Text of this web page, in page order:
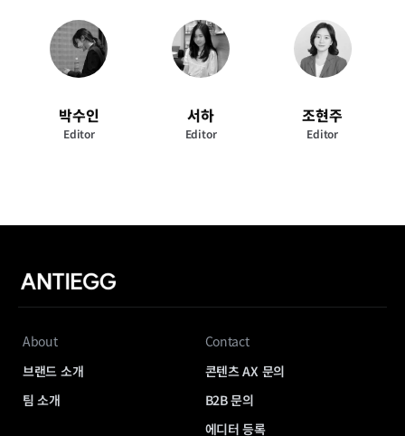
박수인
Editor
서하
Editor
조현주
Editor
About
브랜드 소개
팀 소개
Contact
콘텐츠 AX 문의
B2B 문의
에디터 등록